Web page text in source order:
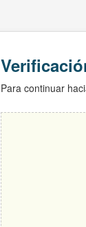
Para continuar